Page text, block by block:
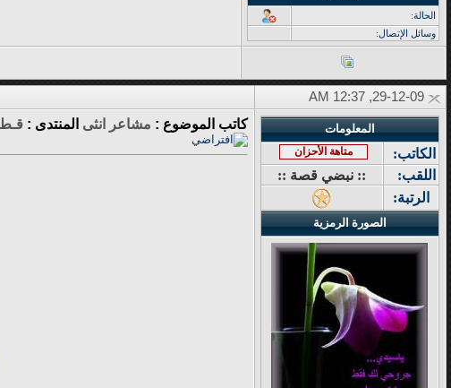
الحالة:
وسائل الإتصال:
المعلومات
الكاتب: متاهة الأحزان
اللقب:
:: نبضي قصة ::
الرتبة:
الصورة الرمزية
كاتب الموضوع : مشاعر انثى المنتدى :